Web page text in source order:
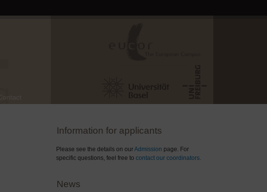
Information for applicants
Please see the details on ourAdmission page. For
specific questions, feel free to contact our coordinators.
News